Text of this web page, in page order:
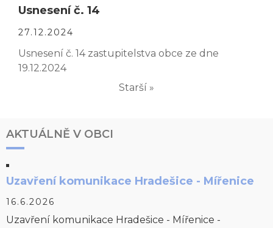
Usnesení č. 14
27.12.2024
Usnesení č. 14 zastupitelstva obce ze dne
19.12.2024
Starší »
AKTUÁLNĚ V OBCI
Uzavření komunikace Hradešice - Mířenice
16.6.2026
Uzavření komunikace Hradešice - Mířenice -